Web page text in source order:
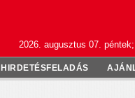
2026. augusztus 07.
HIRDETÉSFELADÁS